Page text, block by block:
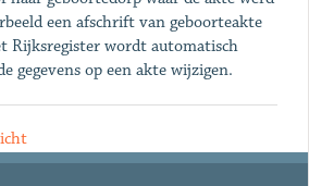
een afschrift van geboorteakte
Rijksregister wordt automatisch
gegevens op een akte wijzigen.